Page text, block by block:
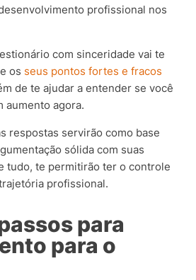
profissional nos
com sinceridade vai te
os seus pontos fortes e fracos
de te ajudar a entender se você
aumento agora.
respostas servirão como base
sólida com suas
tudo, te permitirão ter o controle
profissional.
para
para o